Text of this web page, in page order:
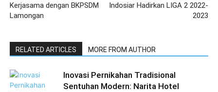
Kerjasama dengan BKPSDM
Lamongan
Indosiar Hadirkan LIGA 2 2022-
2023
RELATED ARTICLES MORE FROM AUTHOR
Inovasi Pernikahan Tradisional
Sentuhan Modern: Narita Hotel